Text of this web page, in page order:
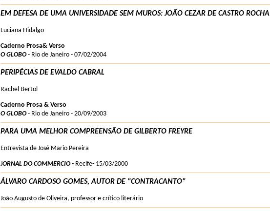
EM DEFESA DE UMA UNIVERSIDADE SEM MUROS: JOÃO CEZAR DE CASTRO ROCHA
Luciana Hidalgo
Caderno Prosa& Verso
O GLOBO- Rio de Janeiro - 07/02/2004
PERIPÉCIAS DE EVALDO CABRAL
Rachel Bertol
Caderno Prosa & Verso
O GLOBO- Rio de Janeiro - 20/09/2003
PARA UMA MELHOR COMPREENSÃO DE GILBERTO FREYRE
Entrevista de José Mario Pereira
JORNAL DO COMMERCIO- Recife- 15/03/2000
ÁLVARO CARDOSO GOMES, AUTOR DE "CONTRACANTO"
João Augusto de Oliveira, professor e crítico literário